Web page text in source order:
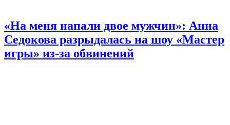
«На меня напали двое мужчин»: Анна
Седокова разрыдалась на шоу «Мастер
игры» из-за обвинений